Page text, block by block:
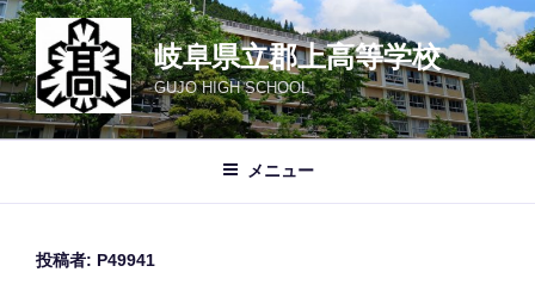
コ
ン
テ
ン
ツ
岐阜県立郡上高等学校
GUJO HIGH SCHOOL
メニュー
投稿者: P49941